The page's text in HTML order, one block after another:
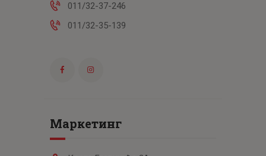
011/32-37-246
011/32-35-139
Маркетинг